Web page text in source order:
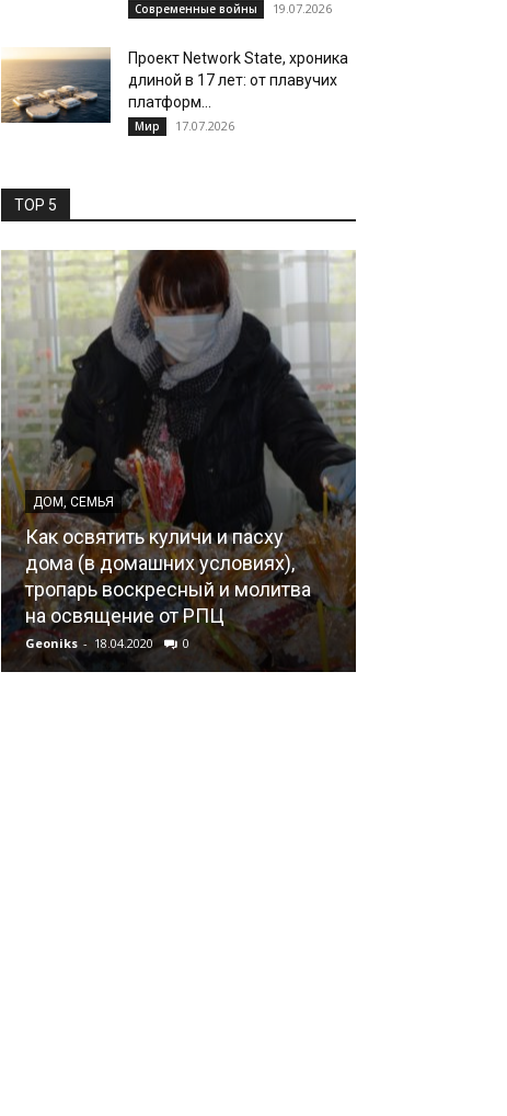
Современные войны 19.07.2026
Проект Network State, хроника
длиной в 17 лет: от плавучих
платформ...
Мир 17.07.2026
TOP 5
ДОМ, СЕМЬЯ
Как освятить куличи и пасху
дома (в домашних условиях),
тропарь воскресный и молитва
на освящение от РПЦ
Geoniks - 18.04.2020 0